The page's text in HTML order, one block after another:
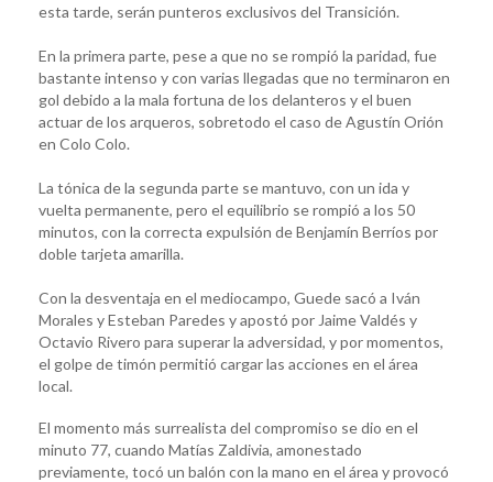
esta tarde, serán punteros exclusivos del Transición.
En la primera parte, pese a que no se rompió la paridad, fue
bastante intenso y con varias llegadas que no terminaron en
gol debido a la mala fortuna de los delanteros y el buen
actuar de los arqueros, sobretodo el caso de Agustín Orión
en Colo Colo.
La tónica de la segunda parte se mantuvo, con un ida y
vuelta permanente, pero el equilibrio se rompió a los 50
minutos, con la correcta expulsión de Benjamín Berríos por
doble tarjeta amarilla.
Con la desventaja en el mediocampo, Guede sacó a Iván
Morales y Esteban Paredes y apostó por Jaime Valdés y
Octavio Rivero para superar la adversidad, y por momentos,
el golpe de timón permitió cargar las acciones en el área
local.
El momento más surrealista del compromiso se dio en el
minuto 77, cuando Matías Zaldivia, amonestado
previamente, tocó un balón con la mano en el área y provocó